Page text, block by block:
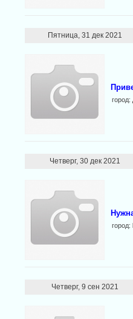
Пятница, 31 дек 2021
город:
Четверг, 30 дек 2021
город:
Четверг, 9 сен 2021